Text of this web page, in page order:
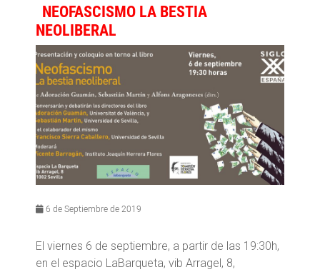
NEOFASCISMO LA BESTIA
NEOLIBERAL
6 de Septiembre de 2019
El viernes 6 de septiembre, a partir de las 19:30h,
en el espacio LaBarqueta, vib Arragel, 8,